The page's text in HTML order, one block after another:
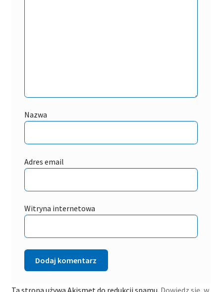
Nazwa
Adres email
Witryna internetowa